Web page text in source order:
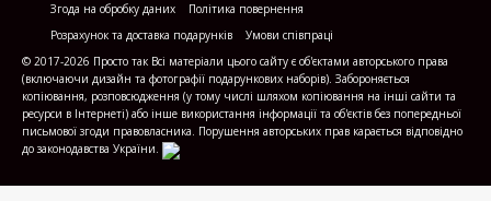
Згода на обробку даних
Політика повернення
Розрахунок та доставка подарунків
Умови співпраці
© 2017-2026 Просто так Всі матеріали цього сайту є об'єктами авторського права
(включаючи дизайн та фотографії подарункових наборів). Забороняється
копіювання, розповсюдження (у тому числі шляхом копіювання на інші сайти та
ресурси в Інтернеті) або інше використання інформації та об'єктів без попередньої
письмової згоди правовласника. Порушення авторських прав карається відповідно
до законодавства України.